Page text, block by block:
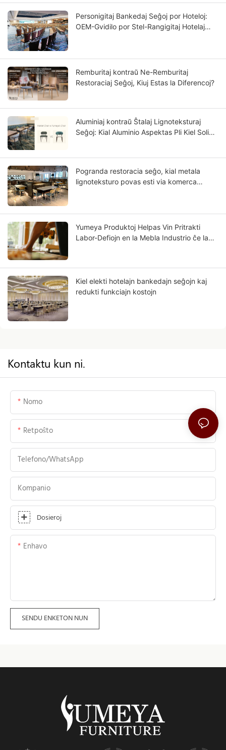
Personigitaj Bankedaj Seĝoj por Hoteloj:
OEM-Gvidilo por Stel-Rangigitaj Hotelaj
Remburitaj kontraŭ Ne-Remburitaj
Restoraciaj Seĝoj, Kiuj Estas la Diferencoj?
Aluminiaj kontraŭ Ŝtalaj Lignoteksturaj
Seĝoj: Kial Aluminio Aspektas Pli Kiel Solida
Pogranda restoracia seĝo, kial metala
lignoteksturo povas esti via komerca
Yumeya Produktoj Helpas Vin Pritrakti
Labor-Defiojn en la Mebla Industrio ĉe la
Kiel elekti hotelajn bankedajn seĝojn kaj
redukti funkciajn kostojn
Kontaktu kun ni.
Nomo
Retpoŝto
Telefono/WhatsApp
Kompanio
Dosieroj
Enhavo
SENDU ENKETON NUN